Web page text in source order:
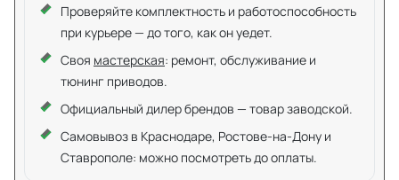
Проверяйте комплектность и работоспособность
при курьере — до того, как он уедет.
Своя мастерская: ремонт, обслуживание и
тюнинг приводов.
Официальный дилер брендов — товар заводской.
Самовывоз в Краснодаре, Ростове-на-Дону и
Ставрополе: можно посмотреть до оплаты.